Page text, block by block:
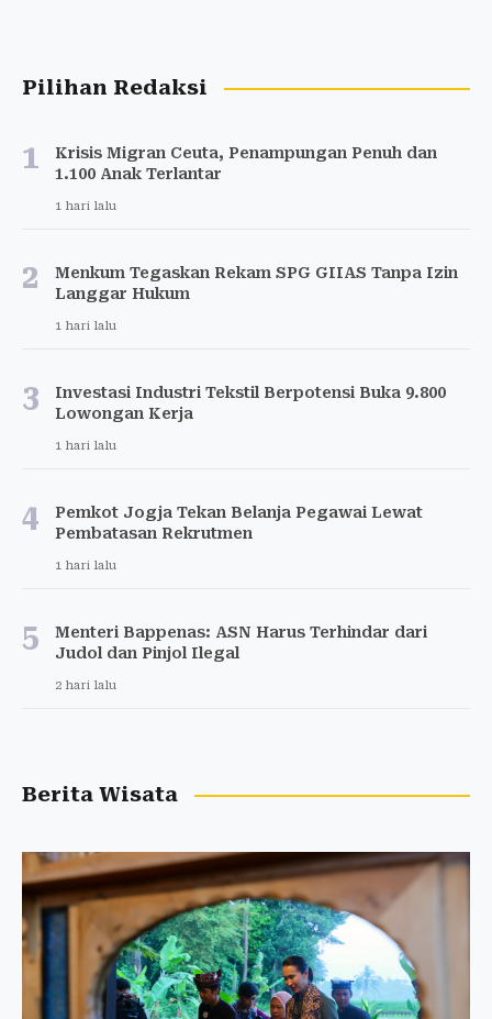
Pilihan Redaksi
1
Krisis Migran Ceuta, Penampungan Penuh dan
1.100 Anak Terlantar
1 hari lalu
2
Menkum Tegaskan Rekam SPG GIIAS Tanpa Izin
Langgar Hukum
1 hari lalu
3
Investasi Industri Tekstil Berpotensi Buka 9.800
Lowongan Kerja
1 hari lalu
4
Pemkot Jogja Tekan Belanja Pegawai Lewat
Pembatasan Rekrutmen
1 hari lalu
5
Menteri Bappenas: ASN Harus Terhindar dari
Judol dan Pinjol Ilegal
2 hari lalu
Berita Wisata